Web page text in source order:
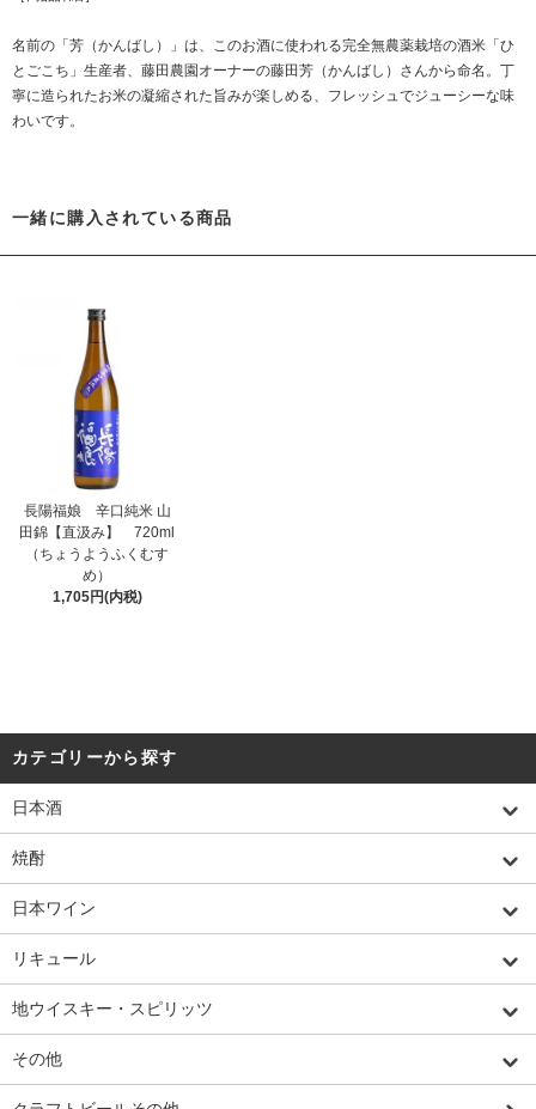
名前の「芳（かんばし）」は、このお酒に使われる完全無農薬栽培の酒米「ひ
とごこち」生産者、藤田農園オーナーの藤田芳（かんばし）さんから命名。丁
寧に造られたお米の凝縮された旨みが楽しめる、フレッシュでジューシーな味
わいです。
一緒に購入されている商品
長陽福娘 辛口純米 山
田錦【直汲み】 720ml
（ちょうようふくむす
め）
1,705円(内税)
カテゴリーから探す
日本酒
焼酎
日本ワイン
リキュール
地ウイスキー・スピリッツ
その他